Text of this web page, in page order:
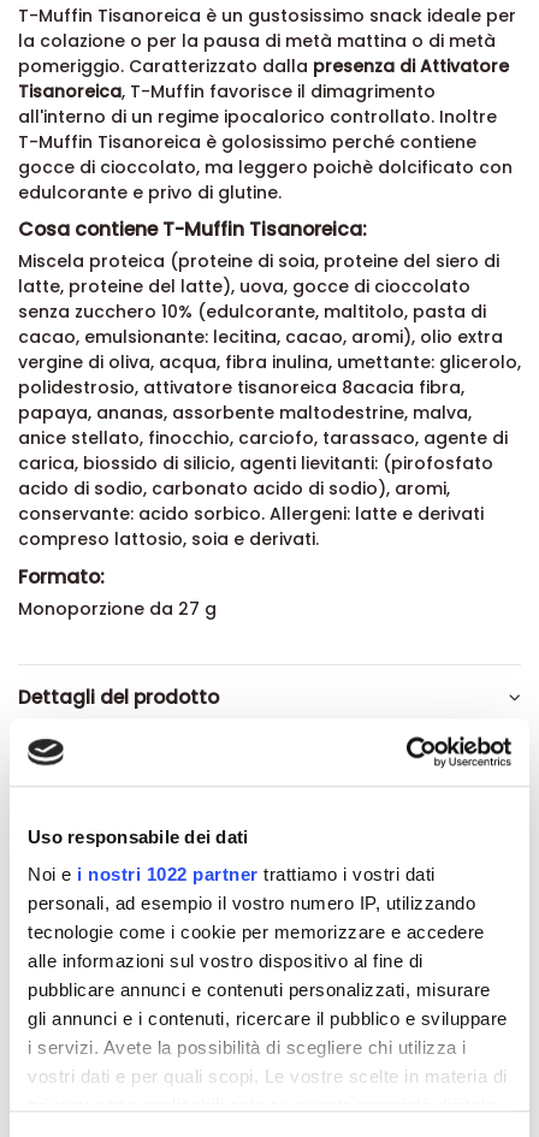
Uso responsabile dei dati
Noi e i nostri 1022 partner trattiamo i vostri dati
personali, ad esempio il vostro numero IP, utilizzando
tecnologie come i cookie per memorizzare e accedere
alle informazioni sul vostro dispositivo al fine di
pubblicare annunci e contenuti personalizzati, misurare
gli annunci e i contenuti, ricercare il pubblico e sviluppare
i servizi. Avete la possibilità di scegliere chi utilizza i
vostri dati e per quali scopi. Le vostre scelte in materia di
T-Muffin Tisanoreica è un gustosissimo snack ideale per
la colazione o per la pausa di metà mattina o di metà
pomeriggio. Caratterizzato dalla presenza di Attivatore
Tisanoreica, T-Muffin favorisce il dimagrimento
all'interno di un regime ipocalorico controllato. Inoltre
T-Muffin Tisanoreica è golosissimo perché contiene
gocce di cioccolato, ma leggero poichè dolcificato con
edulcorante e privo di glutine.
Cosa contiene T-Muffin Tisanoreica:
Miscela proteica (proteine di soia, proteine del siero di
latte, proteine del latte), uova, gocce di cioccolato
senza zucchero 10% (edulcorante, maltitolo, pasta di
cacao, emulsionante: lecitina, cacao, aromi), olio extra
vergine di oliva, acqua, fibra inulina, umettante: glicerolo,
polidestrosio, attivatore tisanoreica 8acacia fibra,
papaya, ananas, assorbente maltodestrine, malva,
anice stellato, finocchio, carciofo, tarassaco, agente di
carica, biossido di silicio, agenti lievitanti: (pirofosfato
acido di sodio, carbonato acido di sodio), aromi,
conservante: acido sorbico. Allergeni: latte e derivati
compreso lattosio, soia e derivati.
Formato:
Monoporzione da 27 g
Dettagli del prodotto
About Tisanoreica
Recensioni
Altri prodotti che potrebbero
interessarti
-42% -42%